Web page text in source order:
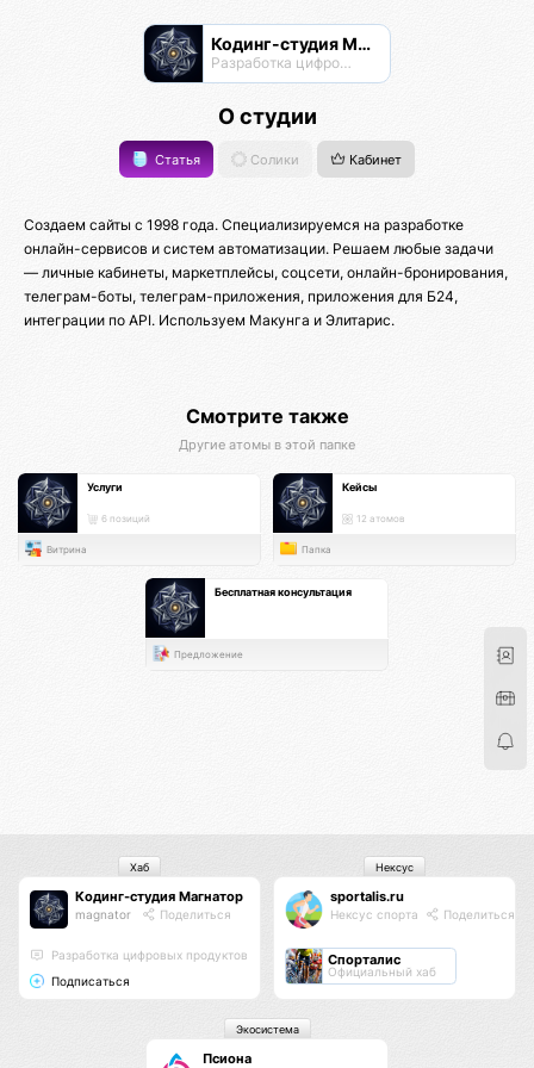
Кодинг-студия Магнатор
Разработка цифровых продуктов
О студии
Статья Солики Кабинет
Создаем сайты с 1998 года. Специализируемся на разработке
онлайн-сервисов и систем автоматизации. Решаем любые задачи
— личные кабинеты, маркетплейсы, соцсети, онлайн-бронирования,
телеграм-боты, телеграм-приложения, приложения для Б24,
интеграции по API. Используем Макунга и Элитарис.
Смотрите также
Другие атомы в этой папке
Услуги
6 позиций
Витрина
Кейсы
12 атомов
Папка
Бесплатная консультация
Предложение
Кодинг-студия Магнатор
magnator Поделиться
Разработка цифровых продуктов
Подписаться
Хаб
sportalis.ru
Нексус спорта Поделиться
Спорталис
Официальный хаб
Нексус
Псиона
Экосистема